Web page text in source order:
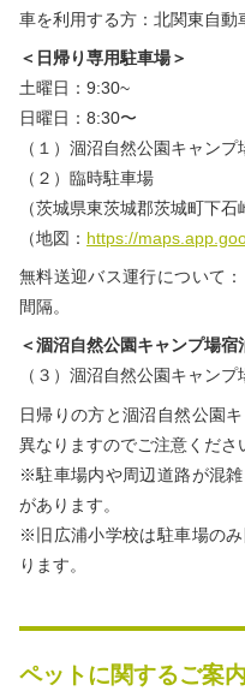
車を利用する方：北関東自
＜日帰り専用駐車場＞
土曜日：9:30~
日曜日：8:30〜
（１）涸沼自然公園キャンプ
（２）臨時駐車
（茨城県東茨城郡茨城町下石
（地図： https://
無料送迎バス運行について
間隔。
＜涸沼自然公園キャンプ場宿
（３）涸沼自然公園キャンプ
日帰りの方と涸沼自然公園
異なりますのでご注意くださ
※駐車場内や周辺道路が混
があります。
※旧広浦小学校は駐車場の
ります。
ペットに関するご案内